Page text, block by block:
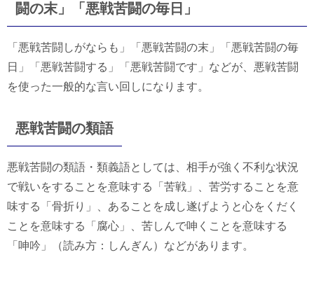
闘の末」「悪戦苦闘の毎日」
「悪戦苦闘しがならも」「悪戦苦闘の末」「悪戦苦闘の毎
日」「悪戦苦闘する」「悪戦苦闘です」などが、悪戦苦闘
を使った一般的な言い回しになります。
悪戦苦闘の類語
悪戦苦闘の類語・類義語としては、相手が強く不利な状況
で戦いをすることを意味する「苦戦」、苦労することを意
味する「骨折り」、あることを成し遂げようと心をくだく
ことを意味する「腐心」、苦しんで呻くことを意味する
「呻吟」（読み方：しんぎん）などがあります。